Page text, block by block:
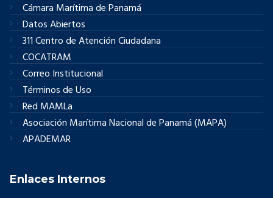
Cámara Marítima de Panamá
Datos Abiertos
311 Centro de Atención Ciudadana
COCATRAM
Correo Institucional
Términos de Uso
Red MAMLa
Asociación Marítima Nacional de Panamá (MAPA)
APADEMAR
Enlaces Internos